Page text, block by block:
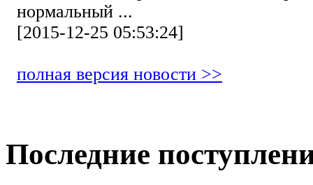
нормальный ...
[2015-12-25 05:53:24]
полная версия новости >>
Последние